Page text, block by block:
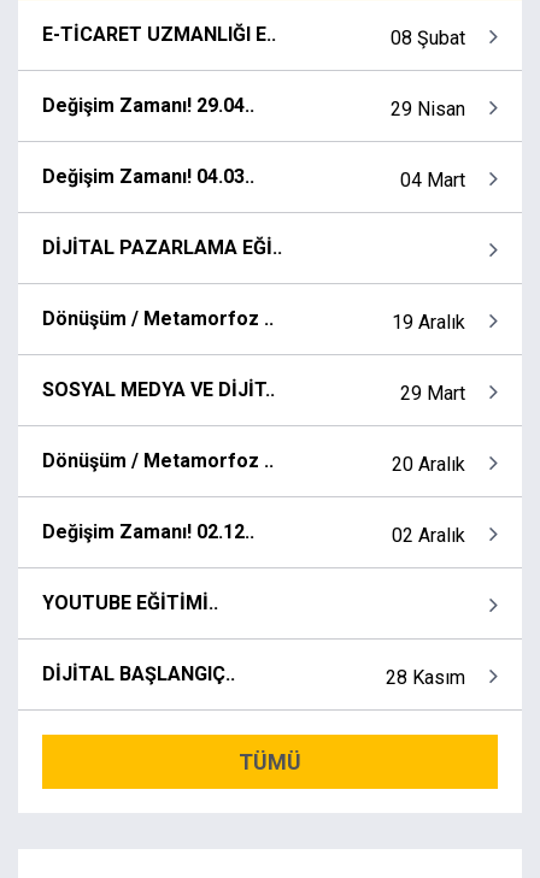
E-TİCARET UZMANLIĞI E.. 08 Şubat
Değişim Zamanı! 29.04.. 29 Nisan
Değişim Zamanı! 04.03.. 04 Mart
DİJİTAL PAZARLAMA EĞİ..
Dönüşüm / Metamorfoz .. 19 Aralık
SOSYAL MEDYA VE DİJİT.. 29 Mart
Dönüşüm / Metamorfoz .. 20 Aralık
Değişim Zamanı! 02.12.. 02 Aralık
YOUTUBE EĞİTİMİ..
DİJİTAL BAŞLANGIÇ.. 28 Kasım
TÜMÜ